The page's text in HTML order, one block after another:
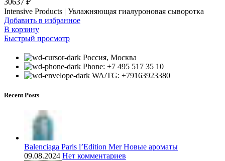
Intensive Products | Увлажняющая гиалуроновая сыворотка
Добавить в избранное
В корзину
Быстрый просмотр
Россия, Москва
Phone: +7 495 517 35 10
WA/TG: +79163923380
Recent Posts
Balenciaga Paris l’Edition Mer Новые ароматы
09.08.2024 Нет комментариев